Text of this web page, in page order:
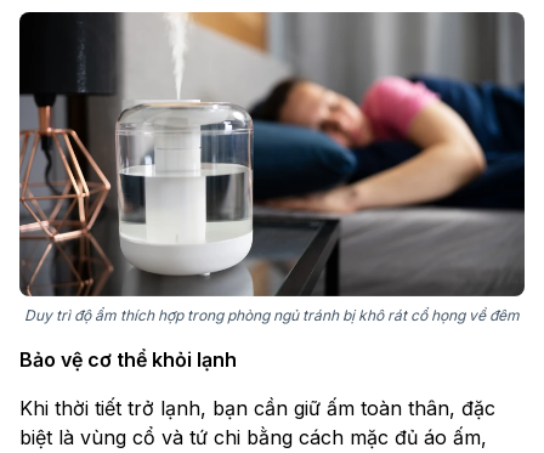
Duy trì độ ẩm thích hợp trong phòng ngủ tránh bị khô rát cổ họng về đêm
Bảo vệ cơ thể khỏi lạnh
Khi thời tiết trở lạnh, bạn cần giữ ấm toàn thân, đặc
biệt là vùng cổ và tứ chi bằng cách mặc đủ áo ấm,